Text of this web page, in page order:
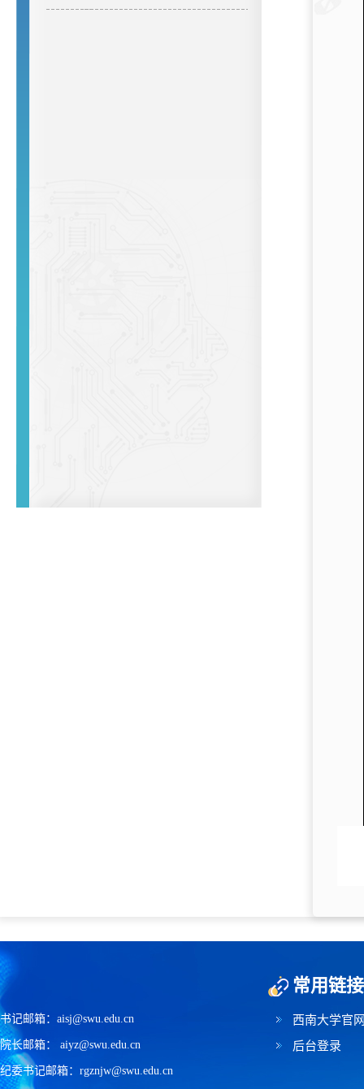
书记邮箱：aisj@swu.edu.cn
院长邮箱： aiyz@swu.edu.cn
纪委书记邮箱：rgznjw@swu.edu.cn
常用链接
西南大学官
后台登录